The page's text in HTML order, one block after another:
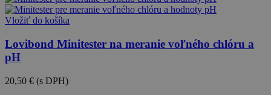
Vložiť do košíka
Lovibond Minitester na meranie voľného chlóru a
pH
20,50 € (s DPH)